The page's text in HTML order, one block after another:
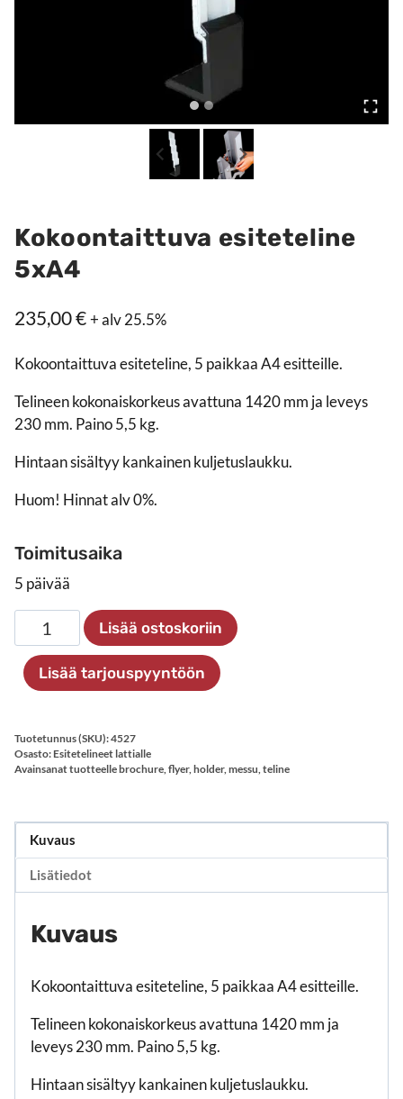
Kokoontaittuva esiteteline
5xA4
235,00€+ alv 25.5%
Kokoontaittuva esiteteline, 5 paikkaa A4 esitteille.
Telineen kokonaiskorkeus avattuna 1420 mm ja leveys
230 mm. Paino 5,5 kg.
Hintaan sisältyy kankainen kuljetuslaukku.
Huom! Hinnat alv 0%.
Toimitusaika
5 päivää
Kokoontaittuva
esiteteline
5xA4
määrä
Lisää ostoskoriin
Lisää tarjouspyyntöön
Tuotetunnus (SKU):4527
Osasto: Esitetelineet lattialle
Avainsanat tuotteellebrochure flyer, holder, messu teline
Kuvaus
Lisätiedot
Kuvaus
Kokoontaittuva esiteteline, 5 paikkaa A4 esitteille.
Telineen kokonaiskorkeus avattuna 1420 mm ja
leveys 230 mm. Paino 5,5 kg.
Hintaan sisältyy kankainen kuljetuslaukku.